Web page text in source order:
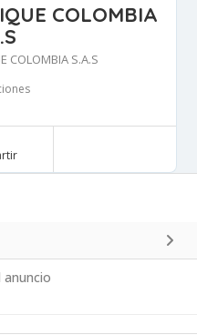
COLOMBIA
COLOMBIA S.A.S